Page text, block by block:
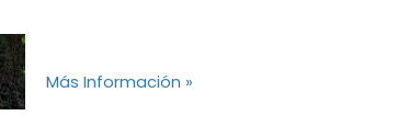
Más Información »